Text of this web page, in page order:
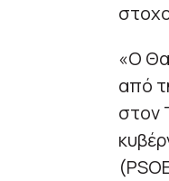
«Ο
από
στον